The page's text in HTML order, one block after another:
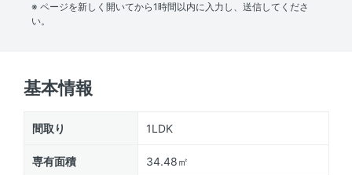
※ ページを新しく開いてから1時間以内に入力し、送信してくださ
い。
基本情報
間取り 1LDK
専有面積 34.48㎡